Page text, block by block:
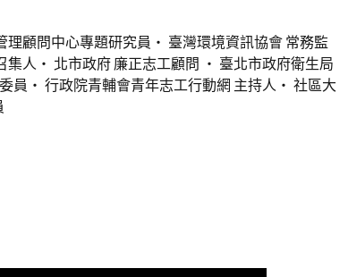
理顧問中心專題研究員‧ 臺灣環境資訊協會 常務監
集人‧ 北市政府 廉正志工顧問 ‧ 臺北市政府衛生局
員‧ 行政院青輔會青年志工行動網 主持人‧ 社區大